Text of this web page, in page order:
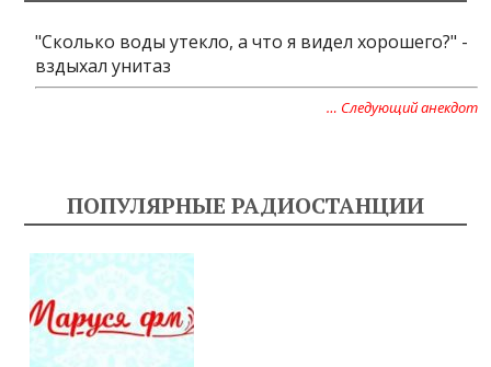
"Сколько воды утекло, а что я видел хорошего?" -
вздыхал унитаз
… Следующий анекдот
ПОПУЛЯРНЫЕ РАДИОСТАНЦИИ